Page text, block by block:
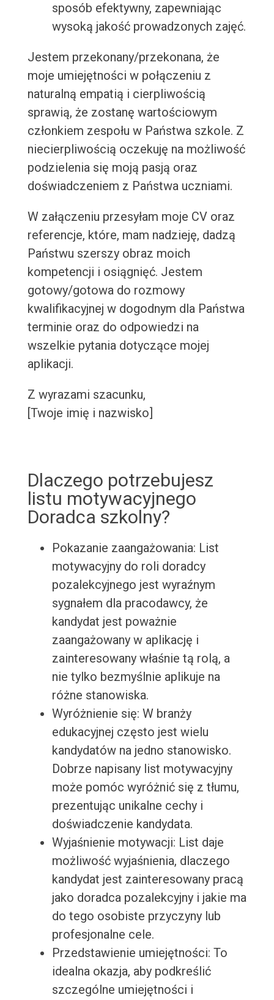
sposób efektywny, zapewniając
wysoką jakość prowadzonych zajęć.
Jestem przekonany/przekonana, że
moje umiejętności w połączeniu z
naturalną empatią i cierpliwością
sprawią, że zostanę wartościowym
członkiem zespołu w Państwa szkole. Z
niecierpliwością oczekuję na możliwość
podzielenia się moją pasją oraz
doświadczeniem z Państwa uczniami.
W załączeniu przesyłam moje CV oraz
referencje, które, mam nadzieję, dadzą
Państwu szerszy obraz moich
kompetencji i osiągnięć. Jestem
gotowy/gotowa do rozmowy
kwalifikacyjnej w dogodnym dla Państwa
terminie oraz do odpowiedzi na
wszelkie pytania dotyczące mojej
aplikacji.
Z wyrazami szacunku,
[Twoje imię i nazwisko]
Dlaczego potrzebujesz
listu motywacyjnego
Doradca szkolny?
Pokazanie zaangażowania: List
motywacyjny do roli doradcy
pozalekcyjnego jest wyraźnym
sygnałem dla pracodawcy, że
kandydat jest poważnie
zaangażowany w aplikację i
zainteresowany właśnie tą rolą, a
nie tylko bezmyślnie aplikuje na
różne stanowiska.
Wyróżnienie się: W branży
edukacyjnej często jest wielu
kandydatów na jedno stanowisko.
Dobrze napisany list motywacyjny
może pomóc wyróżnić się z tłumu,
prezentując unikalne cechy i
doświadczenie kandydata.
Wyjaśnienie motywacji: List daje
możliwość wyjaśnienia, dlaczego
kandydat jest zainteresowany pracą
jako doradca pozalekcyjny i jakie ma
do tego osobiste przyczyny lub
profesjonalne cele.
Przedstawienie umiejętności: To
idealna okazja, aby podkreślić
szczególne umiejętności i